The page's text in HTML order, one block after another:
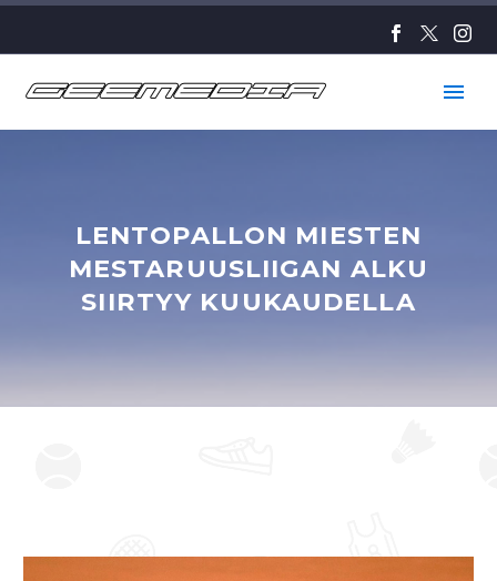
LENTOPALLON MIESTEN
MESTARUUSLIIGAN ALKU
SIIRTYY KUUKAUDELLA